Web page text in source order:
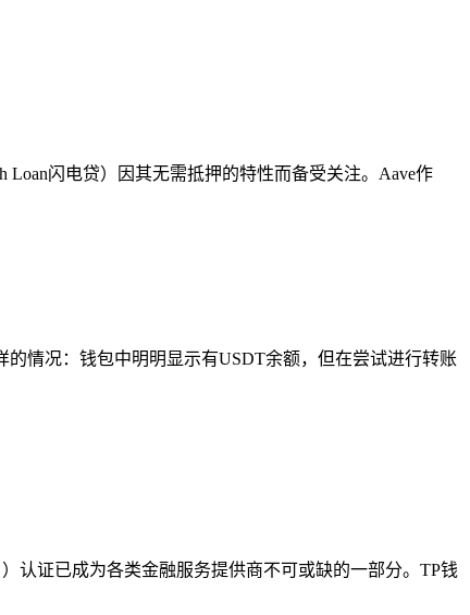
Loan闪电贷）因其无需抵押的特性而备受关注。Aave作
情况：钱包中明明显示有USDT余额，但在尝试进行转账
认证已成为各类金融服务提供商不可或缺的一部分。TP钱